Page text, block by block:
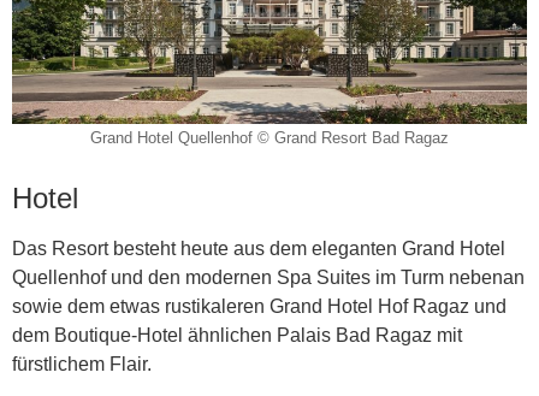
Grand Hotel Quellenhof © Grand Resort Bad Ragaz
Hotel
Das Resort besteht heute aus dem eleganten Grand Hotel
Quellenhof und den modernen Spa Suites im Turm nebenan
sowie dem etwas rustikaleren Grand Hotel Hof Ragaz und
dem Boutique-Hotel ähnlichen Palais Bad Ragaz mit
fürstlichem Flair.